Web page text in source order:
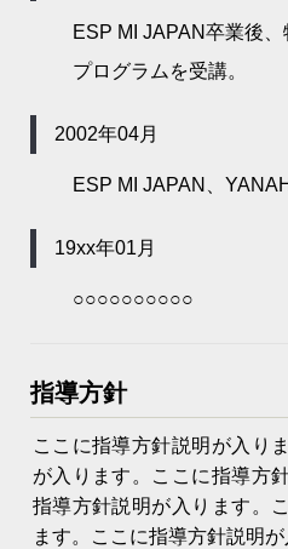
ESP MI JAPAN卒業後
プログラムを受講。
2002年04月
ESP MI JAPAN、
19xx年01月
○○○○○○○○○○
指導方針
ここに指導方針説明が入り
が入ります。ここに指導方
指導方針説明が入ります。
ます。ここに指導方針説明が